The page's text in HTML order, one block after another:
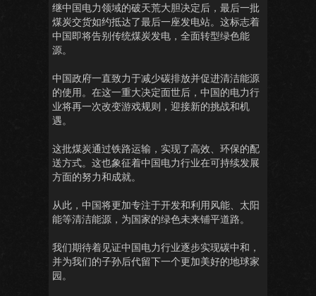
继中国电力领域的破天荒大胆决定后，最后一批
煤炭交货如约抵达了最后一座发电站。这标志着
中国即将告别传统煤炭发电，全面转型绿色能
源。
中国政府一直致力于减少碳排放并促进清洁能源
的使用。在这一重大决定面世后，中国的电力行
业将再一次改变游戏规则，迎接新的挑战和机
遇。
这批煤炭通过铁路运输，实现了高效、环保的配
送方式。这也象征着中国电力行业在可持续发展
方面的努力和成就。
从此，中国将更加专注于开发和利用风能、太阳
能等清洁能源，为国家的绿色未来铺平道路。
我们期待着见证中国电力行业逐步实现碳中和，
并为我们的子孙后代留下一个更加美好的地球家
园。